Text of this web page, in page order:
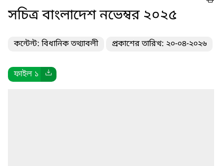
সচিত্র বাংলাদেশ নভেম্বর ২০২৫
কন্টেন্ট: বিধানিক তথ্যাবলী প্রকাশের তারিখ: ২০-০৪-২০২৬
ফাইল ১